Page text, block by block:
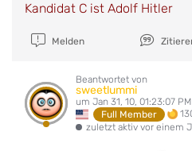
Kandidat C ist Adolf Hitler
Melden
Beantwortet von
sweetlummi
um Jan 31, 10, 01:23:07 PM
Full Member
zuletzt aktiv vor einem